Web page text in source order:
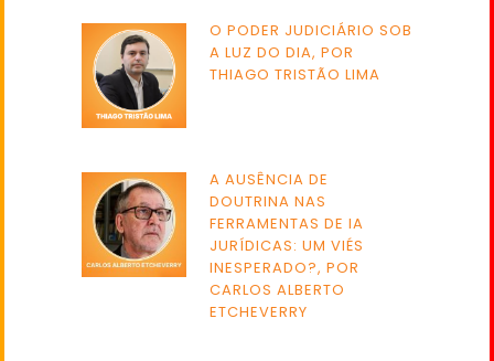
O PODER JUDICIÁRIO SOB
A LUZ DO DIA, POR
THIAGO TRISTÃO LIMA
A AUSÊNCIA DE
DOUTRINA NAS
FERRAMENTAS DE IA
JURÍDICAS: UM VIÉS
INESPERADO?, POR
CARLOS ALBERTO
ETCHEVERRY